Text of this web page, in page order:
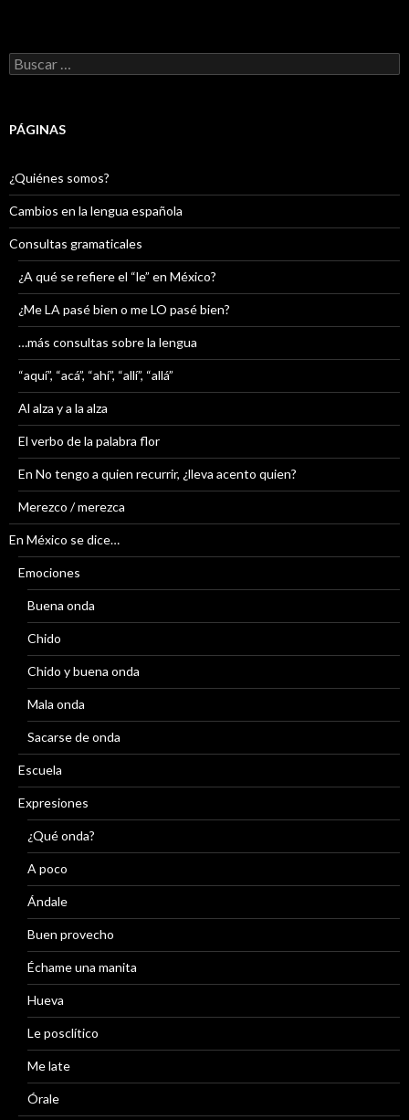
Buscar:
PÁGINAS
¿Quiénes somos?
Cambios en la lengua española
Consultas gramaticales
¿A qué se refiere el “le” en México?
¿Me LA pasé bien o me LO pasé bien?
…más consultas sobre la lengua
“aquí”, “acá”, “ahí”, “allí”, “allá”
Al alza y a la alza
El verbo de la palabra flor
En No tengo a quien recurrir, ¿lleva acento quien?
Merezco / merezca
En México se dice…
Emociones
Buena onda
Chido
Chido y buena onda
Mala onda
Sacarse de onda
Escuela
Expresiones
¿Qué onda?
A poco
Ándale
Buen provecho
Échame una manita
Hueva
Le posclítico
Me late
Órale